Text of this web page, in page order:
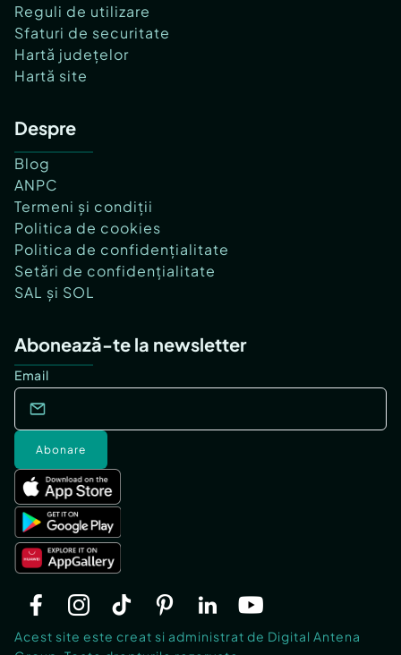
Reguli de utilizare
Sfaturi de securitate
Hartă județelor
Hartă site
Despre
Blog
ANPC
Termeni și condiții
Politica de cookies
Politica de confidențialitate
Setări de confidențialitate
SAL și SOL
Abonează-te la newsletter
Email
Abonare
Acest site este creat si administrat de Digital Antena